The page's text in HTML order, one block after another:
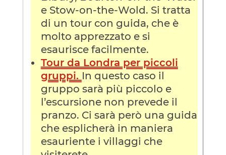
e Stow-on-the-Wold. Si tratta
di un tour con guida, che è
molto apprezzato e si
esaurisce facilmente.
Tour da Londra per piccoli
gruppi. In questo caso il
gruppo sarà più piccolo e
l’escursione non prevede il
pranzo. Ci sarà però una guida
che esplicherà in maniera
esauriente i villaggi che